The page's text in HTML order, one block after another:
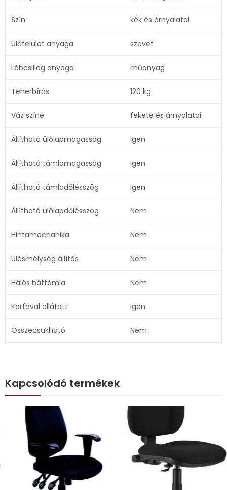
Szín kék és árnyalatai
Ülőfelület anyaga szövet
Lábcsillag anyaga műanyag
Teherbírás 120 kg
Váz színe fekete és árnyalatai
Állítható ülőlapmagasság Igen
Állítható támlamagasság Igen
Állítható támladőlésszög Igen
Állítható ülőlapdőlésszög Nem
Hintamechanika Nem
Ülésmélység állítás Nem
Hálós háttámla Nem
Karfával ellátott Igen
Összecsukható Nem
Kapcsolódó termékek